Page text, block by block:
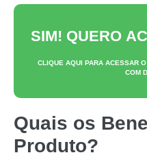
SIM! QUERO
CLIQUE AQUI PARA ACESSAR
COM
Quais os
Produto?